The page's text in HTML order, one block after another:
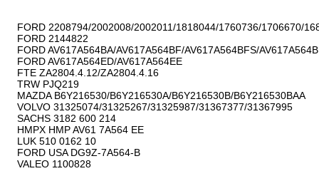
FORD 2208794/2002008/2002011/1818044/1760736/1706670/
FORD 2144822
FORD AV617A564BA/AV617A564BF/AV617A564BFS/
FORD AV617A564ED/AV617A564EE
FTE ZA2804.4.12/ZA2804.4.16
TRW PJQ219
MAZDA B6Y216530/B6Y216530A/B6Y216530B/B6Y216530BAA
VOLVO 31325074/31325267/31325987/31367377/31367995
SACHS 3182 600 214
HMPX HMP AV61 7A564 EE
LUK 510 0162 10
FORD USA DG9Z-7A564-B
VALEO 1100828